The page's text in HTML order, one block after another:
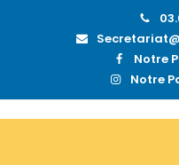
Notre
Notre